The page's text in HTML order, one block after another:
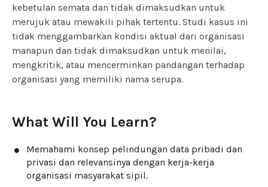
kebetulan semata dan tidak dimaksudkan untuk
merujuk atau mewakili pihak tertentu. Studi kasus ini
tidak menggambarkan kondisi aktual dari organisasi
manapun dan tidak dimaksudkan untuk menilai,
mengkritik, atau mencerminkan pandangan terhadap
organisasi yang memiliki nama serupa.
What Will You Learn?
Memahami konsep pelindungan data pribadi dan
privasi dan relevansinya dengan kerja-kerja
organisasi masyarakat sipil.